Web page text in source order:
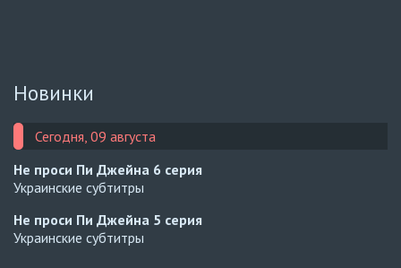
Новинки
Сегодня, 09 августа
Не проси Пи Джейна 6 серия
Украинские субтитры
Не проси Пи Джейна 5 серия
Украинские субтитры